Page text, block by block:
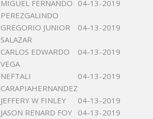
MIGUEL FERNANDO
PEREZGALINDO
04-13-2019
GREGORIO JUNIOR
SALAZAR
04-13-2019
CARLOS EDWARDO
VEGA
04-13-2019
NEFTALI
CARAPIAHERNANDEZ
04-13-2019
JEFFERY W FINLEY
04-13-2019
JASON RENARD FOY 04-13-2019